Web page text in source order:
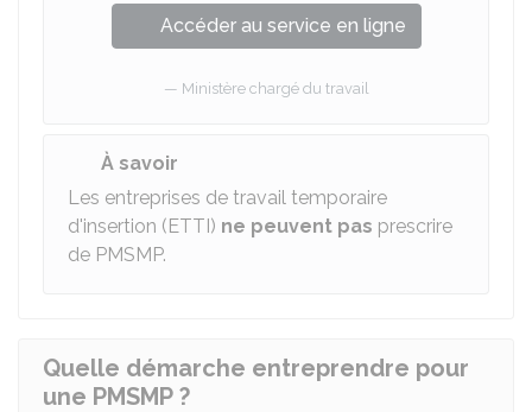
Accéder au service en ligne
Ministère chargé du travail
À savoir
Les entreprises de travail temporaire
d'insertion (ETTI) ne peuvent pas prescrire
de PMSMP.
Quelle démarche entreprendre pour
une PMSMP ?